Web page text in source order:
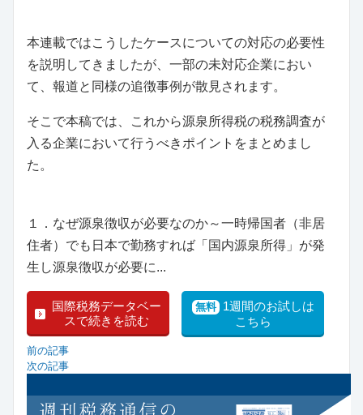
本連載ではこうしたケースについての対応の必要性
を説明してきましたが、一部の未対応企業におい
て、報道と同様の追徴事例が散見されます。
そこで本稿では、これから源泉所得税の税務調査が
入る企業において行うべきポイントをまとめまし
た。
１．なぜ源泉徴収が必要なのか～一時帰国者（非居
住者）でも日本で勤務すれば「国内源泉所得」が発
生し源泉徴収が必要に...
国際税務データベー
スで続きを読む
無料 1週間のお試しは
こちら
前の記事
次の記事